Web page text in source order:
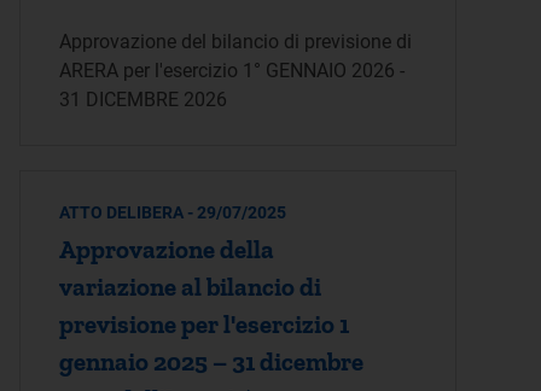
Approvazione del bilancio di previsione di
ARERA per l'esercizio 1° GENNAIO 2026 -
31 DICEMBRE 2026
ATTO DELIBERA - 29/07/2025
Approvazione della
variazione al bilancio di
previsione per l'esercizio 1
gennaio 2025 – 31 dicembre